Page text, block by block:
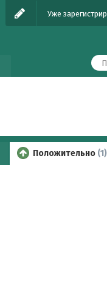
Уже
Положительно (1)